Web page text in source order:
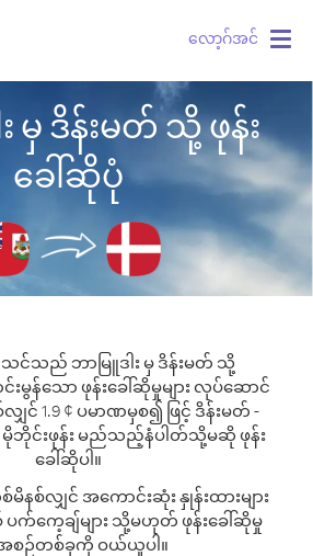
လော့ဂ်အင်
မှ ဒိန်းမတ် သို့ ဖုန်း
ခေါ်ဆိုပုံ
င့် သင်သည် ဘာမြူဒါး မှ ဒိန်းမတ် သို့
န်သော ဖုန်းခေါ်ဆိုမှုများ လုပ်ဆောင်
ျှင် 1.9 ¢ ပမာဏမှစ၍ ဖြင့် ဒိန်းမတ် -
ဘိုင်းဖုန်း မည်သည့်နံပါတ်သို့မဆို ဖုန်း
ခေါ်ဆိုပါ။
စ်လျှင် အကောင်းဆုံး နှုန်းထားများ
က်ကေ့ချ်များ သို့မဟုတ် ဖုန်းခေါ်ဆိုမှု
စဉ်တစ်ခုကို ဝယ်ယူပါ။